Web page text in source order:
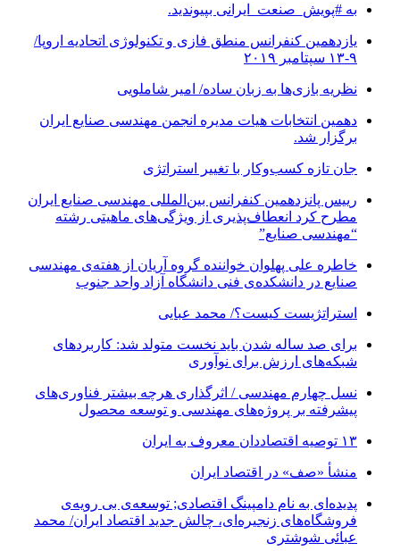
به #پویش_صنعت_ایرانی بپیوندید.
یازدهمین کنفرانس منطق فازی و تکنولوژی اتحادیه اروپا/
۹-۱۳ سپتامبر ۲۰۱۹
نظریه بازی‌ها به زبان ساده/ امیر شاملویی
دهمین انتخابات هیات مدیره انجمن مهندسی صنایع ایران
برگزار شد.
جان تازه کسب‌وکار با تغییر استراتژی
رییس پانزدهمین کنفرانس بین‌المللی مهندسی صنایع ایران
مطرح کرد انعطاف‌پذیری از ویژگی‌های ماهیتی رشته
“مهندسی صنایع”
خاطره علی پهلوان خواننده گروه آریان از هفته‌ی مهندسی
صنایع در دانشکده‌ی فنی دانشگاه آزاد واحد جنوب
استراتژیست کیست؟‬/ محمد عبایی
برای صد ساله شدن باید نخست متولد شد: کاربردهای
شبکه‌های ارزش برای نوآوری
نسل چهارم مهندسی / اثرگذاری هرچه بیشتر فناوری‌های
پیشرفته بر پروژه‌های مهندسی و توسعه محصول
۱۳ توصیه اقتصاددان معروف به ایران
منشأ «صف» در اقتصاد ایران
پدیده‌ای به نام دامپینگ اقتصادی; توسعه‌ی بی رویه‌ی
فروشگاه‌های زنجیره‌ای، چالش جدید اقتصاد ایران/ محمد
عبائی شوشتری